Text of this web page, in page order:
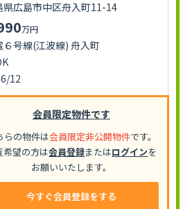
県広島市中区舟入町11-14
万円
６号線(江波線) 舟入町
12
会員限定物件です
らの物件は会員限定非公開物件です。
希望の方は会員登録またはログインを
お願いいたします。
今すぐ会員登録をする